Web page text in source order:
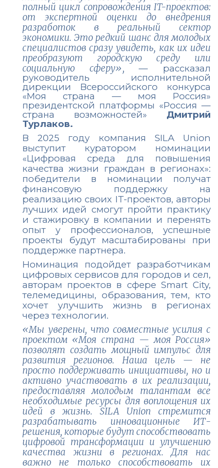
полный цикл сопровождения IT-проектов:
от экспертной оценки до внедрения
разработок в реальный сектор
экономики. Это редкий шанс для молодых
специалистов сразу увидеть, как их идеи
преобразуют городскую среду или
социальную сферу»,— рассказал
руководитель исполнительной
дирекции Всероссийского конкурса
«Моя страна — моя Россия»
президентской платформы «Россия —
страна возможностей» Дмитрий
Турлаков.
В 2025 году компания SILA Union
выступит куратором номинации
«Цифровая среда для повышения
качества жизни граждан в регионах»:
победители в номинации получат
финансовую поддержку на
реализацию своих IT-проектов, авторы
лучших идей смогут пройти практику
и стажировку в компании и перенять
опыт у профессионалов, успешные
проекты будут масштабированы при
поддержке партнера.
Номинация подойдет разработчикам
цифровых сервисов для городов и сел,
авторам проектов в сфере Smart City,
телемедицины, образования, тем, кто
хочет улучшить жизнь в регионах
через технологии.
«Мы уверены, что совместные усилия с
проектом «Моя страна — моя Россия»
позволят создать мощный импульс для
развития регионов. Наша цель — не
просто поддерживать инициативы, но и
активно участвовать в их реализации,
предоставляя молодым талантам все
необходимые ресурсы для воплощения их
идей в жизнь. SILA Union стремится
разрабатывать инновационные ИТ-
решения, которые будут способствовать
цифровой трансформации и улучшению
качества жизни в регионах. Для нас
важно не только способствовать их